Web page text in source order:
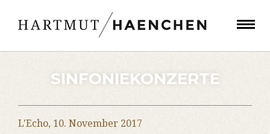
SINFONIEKONZERTE
L'Echo, 10. November 2017